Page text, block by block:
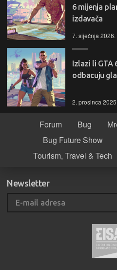
6 mijenja
izdavača
7. siječnja 2026.
Izlazi li GTA
odbacuju
2. prosinca 2025.
Forum Bug
Bug Future Show
Tourism, Travel & Tech
Newsletter